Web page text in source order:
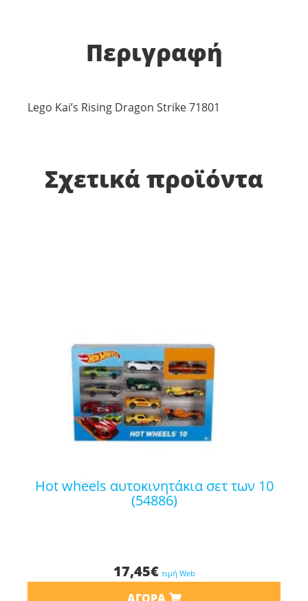
Περιγραφή
Lego Kai’s Rising Dragon Strike 71801
Σχετικά προϊόντα
hot wheels αυτοκινητάκια σετ των 10
(54886)
17,45€ τιμή Web